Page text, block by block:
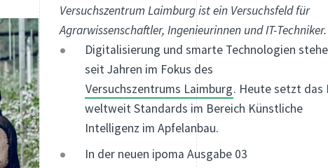
Versuchszentrum Laimburg ist ein Versuchsfeld für
Agrarwissenschaftler, Ingenieurinnen und IT-
Digitalisierung und smarte Technologien
seit Jahren im Fokus des
Versuchszentrums Laimburg. Heute setzt das
weltweit Standards im Bereich Künstliche
Intelligenz im Apfelanbau.
In der neuen ipoma Ausgabe 03